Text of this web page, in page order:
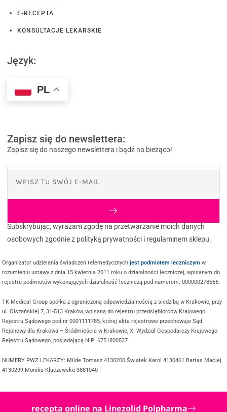
recepta online na Linezolid Polpharma
E-RECEPTA
KONSULTACJE LEKARSKIE
Język:
PL
Zapisz się do newslettera:
Zapisz się do naszego newslettera i bądź na bieżąco!
Subskrybując, wyrażam zgodę na przetwarzanie moich danych
osobowych zgodnie z polityką prywatności i regulaminem sklepu.
Organizator udzielania świadczeń telemedycznychjest podmiotem leczniczym w
rozumieniu ustawy z dnia 15 kwietnia 2011 roku o działalności leczniczej, wpisanym do
rejestru podmiotów wykonujących działalność leczniczą pod numerem: 000000278566.
TK Medical Group spółka z ograniczoną odpowiedzialnością z siedzibą w Krakowie, przy
ul. Olszańskiej 7, 31-513 Kraków, wpisaną do rejestru przedsiębiorców Krajowego
Rejestru Sądowego pod nr 0001111785, której akta rejestrowe przechowuje Sąd
Rejonowy dla Krakowa – Śródmieścia w Krakowie, XI Wydział Gospodarczy Krajowego
Rejestru Sądowego, posiadającą NIP: 6751800537
NUMERY PWZ LEKARZY: Milde Tomasz 4130200 Świątek Karol 4130461 Bartas Maciej
4130299 Monika Kluczewska 3881040
@ COPYRIGHT 2025 TWOJDOKTOR.ONLINE